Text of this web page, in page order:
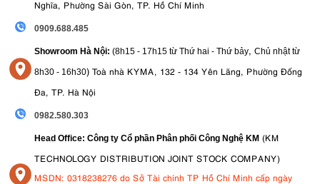
Nghĩa, Phường Sài Gòn, TP. Hồ Chí Minh
0909.688.485
Showroom Hà Nội: (8h15 - 17h15 từ Thứ hai - Thứ bảy, Chủ nhật từ
8h30 - 16h30) Toà nhà KYMA, 132 - 134 Yên Lãng, Phường Đống
Đa, TP. Hà Nội
0982.580.303
Head Office: Công ty Cổ phần Phân phối Công Nghệ KM (KM
TECHNOLOGY DISTRIBUTION JOINT STOCK COMPANY)
MSDN: 0318238276 do Sở Tài chính TP Hồ Chí Minh cấp ngày